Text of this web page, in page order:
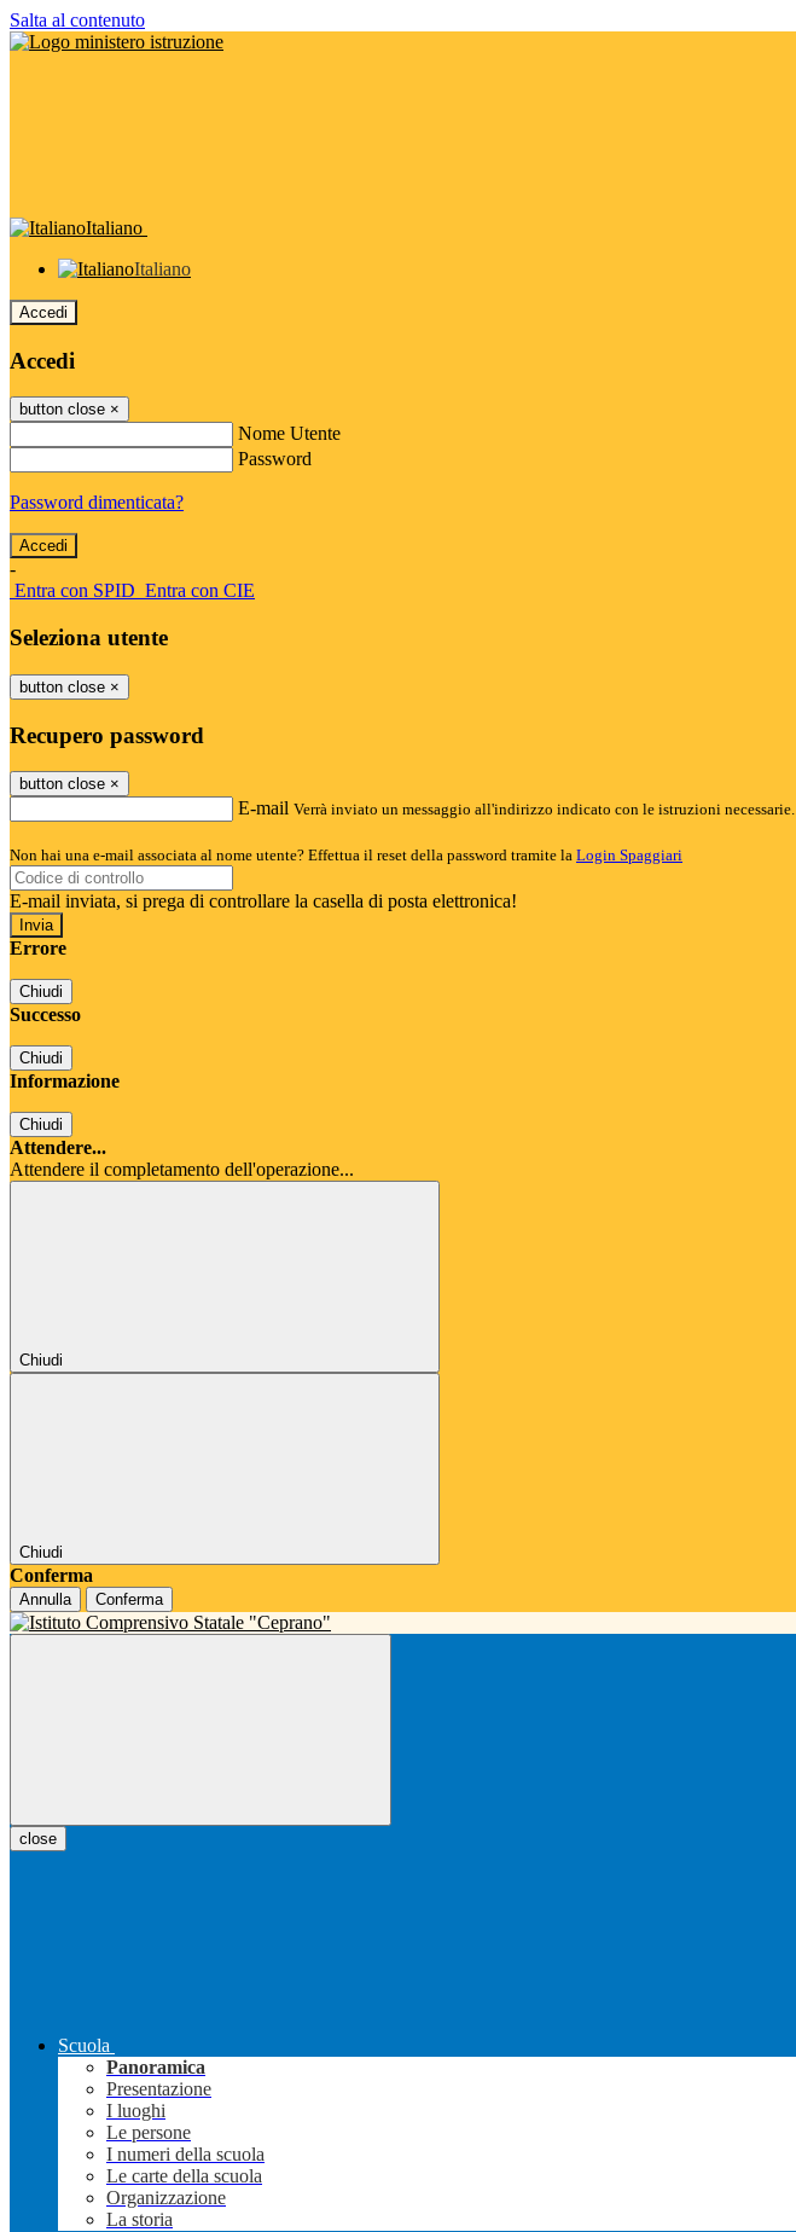
Salta al contenuto
Italiano
Italiano
Accedi
Accedi
button close ×
Nome Utente
Password
Password dimenticata?
-
Entra con SPID Entra con CIE
Seleziona utente
button close ×
Recupero password
button close ×
E-mail Verrà inviato un messaggio all'indirizzo indicato con le istruzioni necessarie.
Non hai una e-mail associata al nome utente? Effettua il reset della password tramite la Login Spaggiari
E-mail inviata, si prega di controllare la casella di posta elettronica!
Errore
Chiudi
Successo
Chiudi
Informazione
Chiudi
Attendere...
Attendere il completamento dell'operazione...
Chiudi
Chiudi
Conferma
Annulla Conferma
close
Scuola
Panoramica
Presentazione
I luoghi
Le persone
I numeri della scuola
Le carte della scuola
Organizzazione
La storia